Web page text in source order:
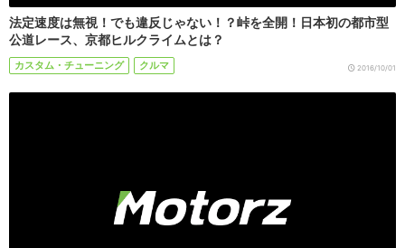
法定速度は無視！でも違反じゃない！？峠を全開！日本初の都市型
公道レース、京都ヒルクライムとは？
カスタム・チューニング クルマ 2016/10/01